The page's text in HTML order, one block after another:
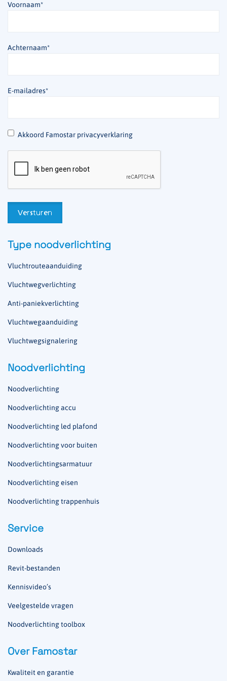
Voornaam*
Achternaam*
E-mailadres*
* Akkoord Famostar privacyverklaring
Type noodverlichting
Vluchtrouteaanduiding
Vluchtwegverlichting
Anti-paniekverlichting
Vluchtwegaanduiding
Vluchtwegsignalering
Noodverlichting
Noodverlichting
Noodverlichting accu
Noodverlichting led plafond
Noodverlichting voor buiten
Noodverlichtingsarmatuur
Noodverlichting eisen
Noodverlichting trappenhuis
Service
Downloads
Revit-bestanden
Kennisvideo’s
Veelgestelde vragen
Noodverlichting toolbox
Over Famostar
Kwaliteit en garantie